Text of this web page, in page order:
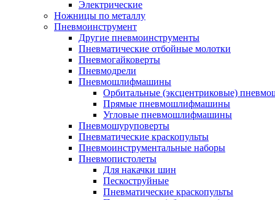
Электрические
Ножницы по металлу
Пневмоинструмент
Другие пневмоинструменты
Пневматические отбойные молотки
Пневмогайковерты
Пневмодрели
Пневмошлифмашины
Орбитальные (эксцентриковые)
Прямые пневмошлифмашины
Угловые пневмошлифмашины
Пневмошуруповерты
Пневматические краскопульты
Пневмоинструментальные наборы
Пневмопистолеты
Для накачки шин
Пескоструйные
Пневматические краскопульты